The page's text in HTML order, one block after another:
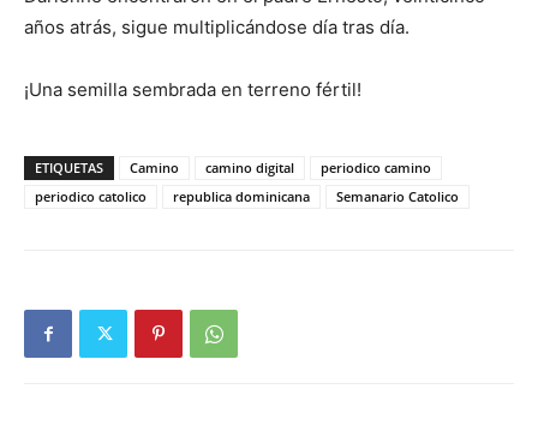
años atrás, sigue multiplicándose día tras día.
¡Una semilla sembrada en terreno fértil!
ETIQUETAS Camino camino digital
periodico camino
periodico catolico
republica dominicana Semanario Catolico